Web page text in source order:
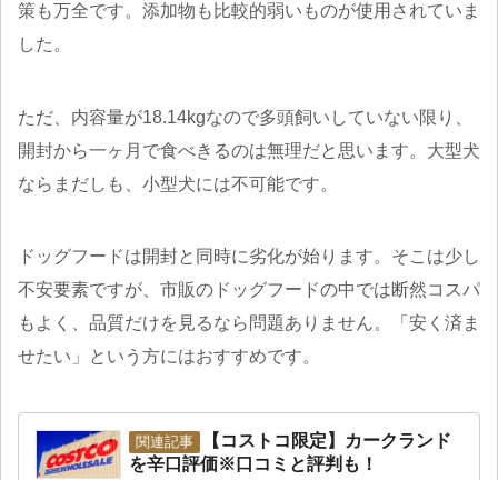
策も万全です。添加物も比較的弱いものが使用されていま
した。
ただ、内容量が18.14kgなので多頭飼いしていない限り、
開封から一ヶ月で食べきるのは無理だと思います。大型犬
ならまだしも、小型犬には不可能です。
ドッグフードは開封と同時に劣化が始ります。そこは少し
不安要素ですが、市販のドッグフードの中では断然コスパ
もよく、品質だけを見るなら問題ありません。「安く済ま
せたい」という方にはおすすめです。
【コストコ限定】カークランド
を辛口評価※口コミと評判も！